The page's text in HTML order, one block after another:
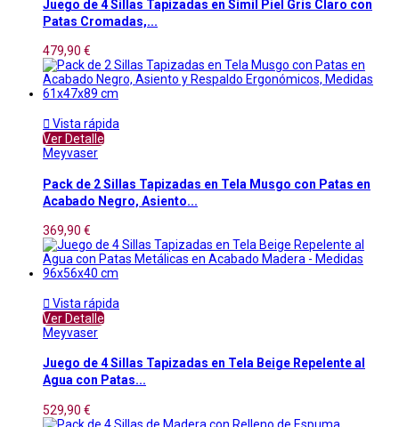
Juego de 4 Sillas Tapizadas en Símil Piel Gris Claro con
Patas Cromadas,...
479,90 €
 Vista rápida
Ver Detalle
Meyvaser
Pack de 2 Sillas Tapizadas en Tela Musgo con Patas en
Acabado Negro, Asiento...
369,90 €
 Vista rápida
Ver Detalle
Meyvaser
Juego de 4 Sillas Tapizadas en Tela Beige Repelente al
Agua con Patas...
529,90 €